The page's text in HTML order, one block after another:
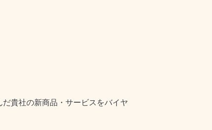
貴社の新商品・サービスをバイヤ